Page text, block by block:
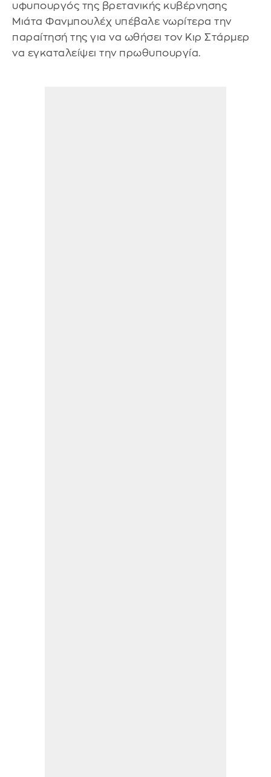
υφυπουργός της βρετανικής κυβέρνησης
Μιάτα Φανμπουλέχ υπέβαλε νωρίτερα την
παραίτησή της για να ωθήσει τον Κιρ Στάρμερ
να εγκαταλείψει την πρωθυπουργία.